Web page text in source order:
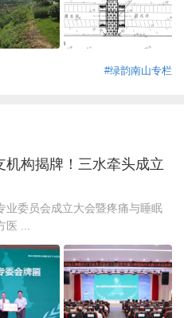
#绿韵南山专栏
构揭牌！三水牵头成立
业委员会成立大会暨疼痛与睡眠
医 ...